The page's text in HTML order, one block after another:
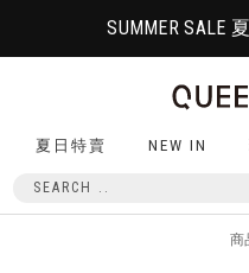
SUMMER SALE
夏日特賣 NEW IN
商